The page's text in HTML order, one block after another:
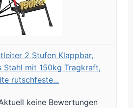
2 Stufen Klappbar,
Stahl mit 150kg Tragkraft,
rutschfeste...
keine Bewertungen